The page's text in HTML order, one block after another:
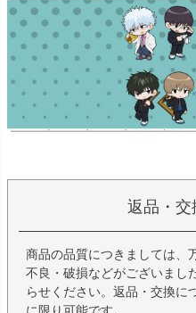
返品・交
商品の品質につきましては、
不良・破損などがございまし
らせください。返品・交換に